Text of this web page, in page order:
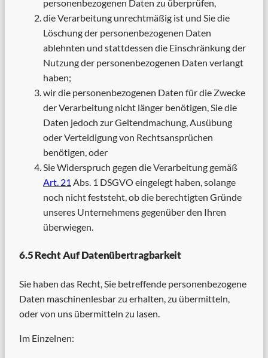
personenbezogenen Daten zu überprüfen,
die Verarbeitung unrechtmäßig ist und Sie die
Löschung der personenbezogenen Daten
ablehnten und stattdessen die Einschränkung der
Nutzung der personenbezogenen Daten verlangt
haben;
wir die personenbezogenen Daten für die Zwecke
der Verarbeitung nicht länger benötigen, Sie die
Daten jedoch zur Geltendmachung, Ausübung
oder Verteidigung von Rechtsansprüchen
benötigen, oder
Sie Widerspruch gegen die Verarbeitung gemäß
Art. 21 Abs. 1 DSGVO eingelegt haben, solange
noch nicht feststeht, ob die berechtigten Gründe
unseres Unternehmens gegenüber den Ihren
überwiegen.
6.5 Recht Auf Datenübertragbarkeit
Sie haben das Recht, Sie betreffende personenbezogene
Daten maschinenlesbar zu erhalten, zu übermitteln,
oder von uns übermitteln zu lasen.
Im Einzelnen: